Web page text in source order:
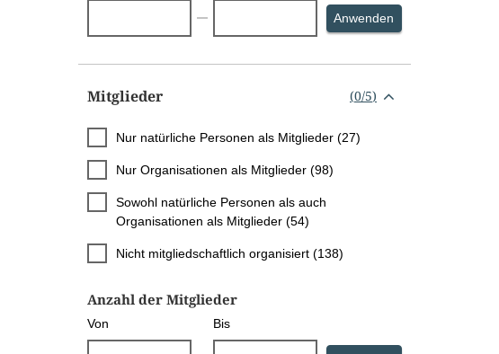
Anwenden Selektion Anzahl
Mitglieder (0/5)
Nur natürliche Personen als Mitglieder (27)
Nur Organisationen als Mitglieder (98)
Sowohl natürliche Personen als auch
Organisationen als Mitglieder (54)
Nicht mitgliedschaftlich organisiert (138)
Anzahl der Mitglieder
Von Bis